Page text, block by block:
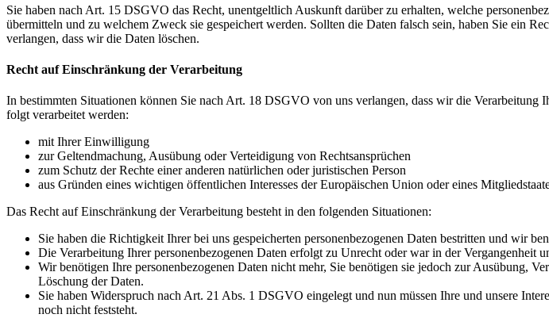
Sie haben nach Art. 15 DSGVO das Recht, unentgeltlich Auskunft darüber zu erhalten, welche
übermitteln und zu welchem Zweck sie gespeichert werden. Sollten die Daten falsch sein, haben Sie ein
verlangen, dass wir die Daten löschen.
Recht auf Einschränkung der Verarbeitung
In bestimmten Situationen können Sie nach Art. 18 DSGVO von uns verlangen, dass wir die
folgt verarbeitet werden:
mit Ihrer Einwilligung
zur Geltendmachung, Ausübung oder Verteidigung von Rechtsansprüchen
zum Schutz der Rechte einer anderen natürlichen oder juristischen Person
aus Gründen eines wichtigen öffentlichen Interesses der Europäischen Union oder eines
Das Recht auf Einschränkung der Verarbeitung besteht in den folgenden Situationen:
Sie haben die Richtigkeit Ihrer bei uns gespeicherten personenbezogenen Daten bestritten und wir
Die Verarbeitung Ihrer personenbezogenen Daten erfolgt zu Unrecht oder war in der Vergangenheit
Wir benötigen Ihre personenbezogenen Daten nicht mehr, Sie benötigen sie jedoch zur Ausübung,
Löschung der Daten.
Sie haben Widerspruch nach Art. 21 Abs. 1 DSGVO eingelegt und nun müssen Ihre und unsere
noch nicht feststeht.